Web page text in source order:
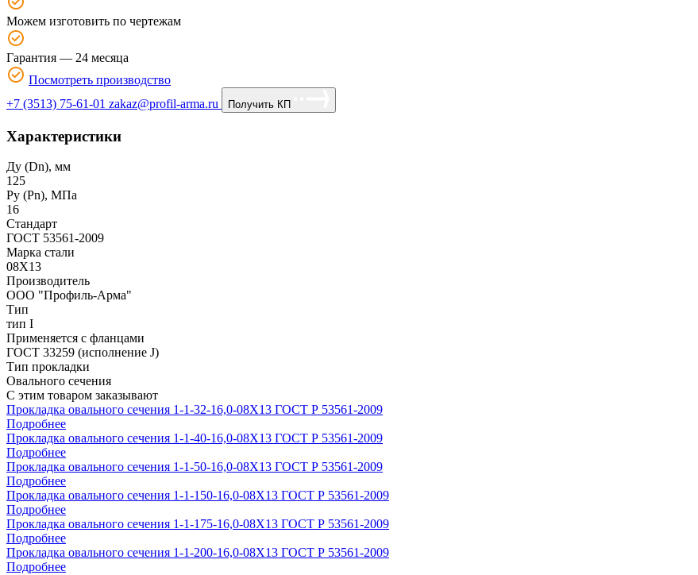
Можем изготовить по чертежам
Гарантия — 24 месяца
Посмотреть производство
+7 (3513) 75-61-01 zakaz@profil-arma.ru Получить КП
Характеристики
Ду (Dn), мм
125
Ру (Рn), МПа
16
Стандарт
ГОСТ 53561-2009
Марка стали
08Х13
Производитель
ООО "Профиль-Арма"
Тип
тип I
Применяется с фланцами
ГОСТ 33259 (исполнение J)
Тип прокладки
Овального сечения
С этим товаром заказывают
Прокладка овального сечения 1-1-32-16,0-08Х13 ГОСТ Р 53561-2009
Подробнее
Прокладка овального сечения 1-1-40-16,0-08Х13 ГОСТ Р 53561-2009
Подробнее
Прокладка овального сечения 1-1-50-16,0-08Х13 ГОСТ Р 53561-2009
Подробнее
Прокладка овального сечения 1-1-150-16,0-08Х13 ГОСТ Р 53561-2009
Подробнее
Прокладка овального сечения 1-1-175-16,0-08Х13 ГОСТ Р 53561-2009
Подробнее
Прокладка овального сечения 1-1-200-16,0-08Х13 ГОСТ Р 53561-2009
Подробнее